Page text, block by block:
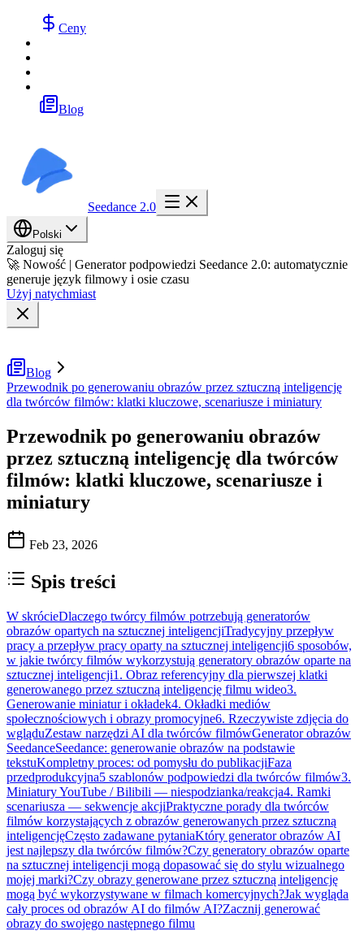
Ceny
Blog
Seedance 2.0
Polski
Zaloguj się
🚀 Nowość | Generator podpowiedzi Seedance 2.0: automatycznie
generuje język filmowy i osie czasu
Użyj natychmiast
Blog
Przewodnik po generowaniu obrazów przez sztuczną inteligencję
dla twórców filmów: klatki kluczowe, scenariusze i miniatury
Przewodnik po generowaniu obrazów
przez sztuczną inteligencję dla twórców
filmów: klatki kluczowe, scenariusze i
miniatury
Feb 23, 2026
Spis treści
W skrócieDlaczego twórcy filmów potrzebują generatorów
obrazów opartych na sztucznej inteligencjiTradycyjny przepływ
pracy a przepływ pracy oparty na sztucznej inteligencji6 sposobów,
w jakie twórcy filmów wykorzystują generatory obrazów oparte na
sztucznej inteligencji1. Obraz referencyjny dla pierwszej klatki
generowanego przez sztuczną inteligencję filmu wideo3.
Generowanie miniatur i okładek4. Okładki mediów
społecznościowych i obrazy promocyjne6. Rzeczywiste zdjęcia do
wgląduZestaw narzędzi AI dla twórców filmówGenerator obrazów
SeedanceSeedance: generowanie obrazów na podstawie
tekstuKompletny proces: od pomysłu do publikacjiFaza
przedprodukcyjna5 szablonów podpowiedzi dla twórców filmów3.
Miniatury YouTube / Bilibili — niespodzianka/reakcja4. Ramki
scenariusza — sekwencje akcjiPraktyczne porady dla twórców
filmów korzystających z obrazów generowanych przez sztuczną
inteligencjęCzęsto zadawane pytaniaKtóry generator obrazów AI
jest najlepszy dla twórców filmów?Czy generatory obrazów oparte
na sztucznej inteligencji mogą dopasować się do stylu wizualnego
mojej marki?Czy obrazy generowane przez sztuczną inteligencję
mogą być wykorzystywane w filmach komercyjnych?Jak wygląda
cały proces od obrazów AI do filmów AI?Zacznij generować
obrazy do swojego następnego filmu